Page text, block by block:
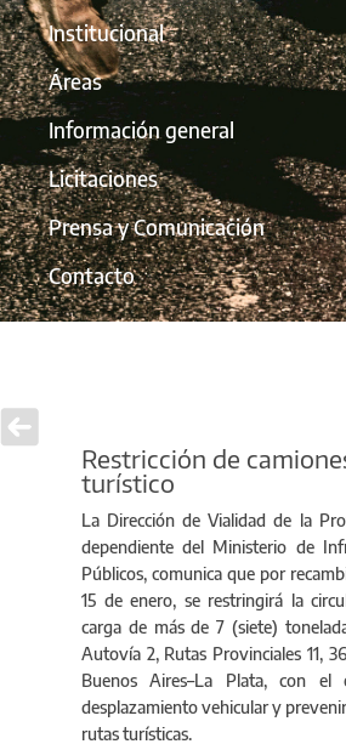
Institucional
Áreas
Información general
Licitaciones
Prensa y Comunicación
Contacto
Restricción de
turístico
La Dirección de Vialidad de la
dependiente del Ministerio de
Públicos, comunica que por
15 de enero, se restringirá la
carga de más de 7 (siete)
Autovía 2, Rutas Provinciales 11,
Buenos Aires–La Plata, con
desplazamiento vehicular y
rutas turísticas.